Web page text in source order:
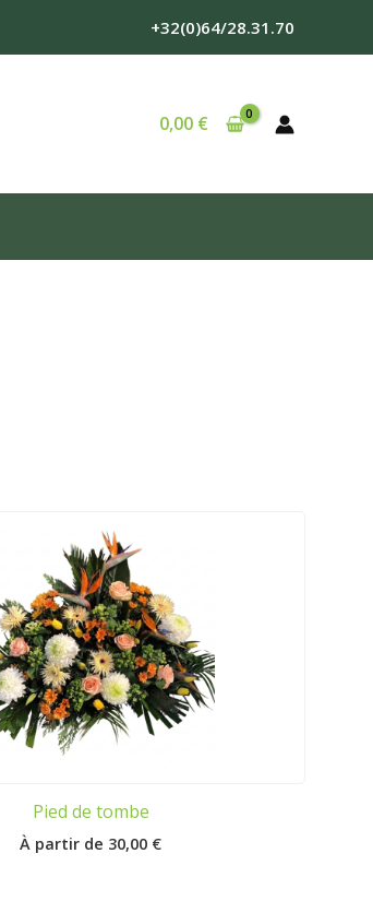
+32(0)64/28.31.70
0,00 €
Pied de tombe
30,00 €